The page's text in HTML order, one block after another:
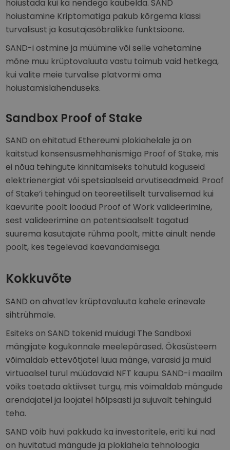
hoiustada kui ka nendega kaubelda. SAND
hoiustamine Kriptomatiga pakub kõrgema klassi
turvalisust ja kasutajasõbralikke funktsioone.
SAND-i ostmine ja müümine või selle vahetamine
mõne muu krüptovaluuta vastu toimub vaid hetkega,
kui valite meie turvalise platvormi oma
hoiustamislahenduseks.
Sandbox Proof of Stake
SAND on ehitatud Ethereumi plokiahelale ja on
kaitstud konsensusmehhanismiga Proof of Stake, mis
ei nõua tehingute kinnitamiseks tohutuid koguseid
elektrienergiat või spetsiaalseid arvutiseadmeid. Proof
of Stake’i tehingud on teoreetiliselt turvalisemad kui
kaevurite poolt loodud Proof of Work valideerimine,
sest valideerimine on potentsiaalselt tagatud
suurema kasutajate rühma poolt, mitte ainult nende
poolt, kes tegelevad kaevandamisega.
Kokkuvõte
SAND on ahvatlev krüptovaluuta kahele erinevale
sihtrühmale.
Esiteks on SAND tokenid muidugi The Sandboxi
mängijate kogukonnale meelepärased. Ökosüsteem
võimaldab ettevõtjatel luua mänge, varasid ja muid
virtuaalsel turul müüdavaid NFT kaupu. SAND-i maailm
võiks toetada aktiivset turgu, mis võimaldab mängude
arendajatel ja loojatel hõlpsasti ja sujuvalt tehinguid
teha.
SAND võib huvi pakkuda ka investoritele, eriti kui nad
on huvitatud mängude ja plokiahela tehnoloogia